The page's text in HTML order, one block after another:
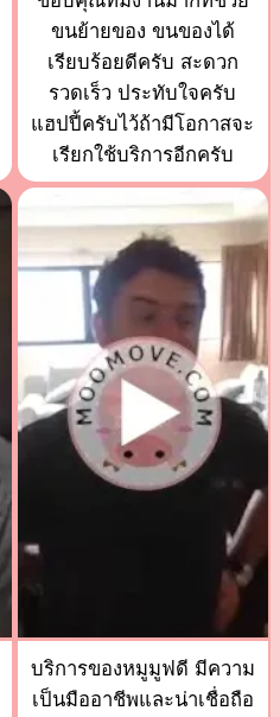
ขนย้ายของ ขนของได้
เรียบร้อยดีครับ สะดวก
รวดเร็ว ประทับใจครับ
แฮปปี้ครับไว้ถ้ามีโอกาสจะ
เรียกใช้บริการอีกครับ
บริการของหมูมูฟดี มีความ
เป็นมืออาชีพและน่าเชื่อถือ